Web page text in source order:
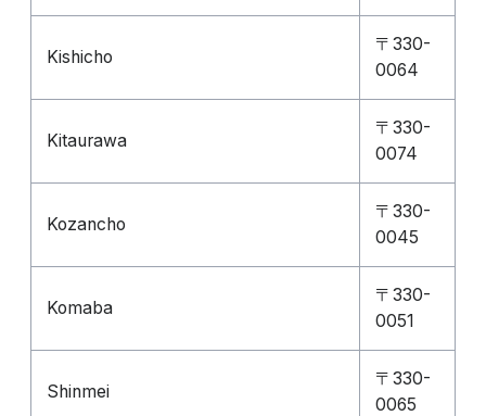
Kishicho
〒330-
0064
Kitaurawa
〒330-
0074
Kozancho
〒330-
0045
Komaba
〒330-
0051
Shinmei
〒330-
0065